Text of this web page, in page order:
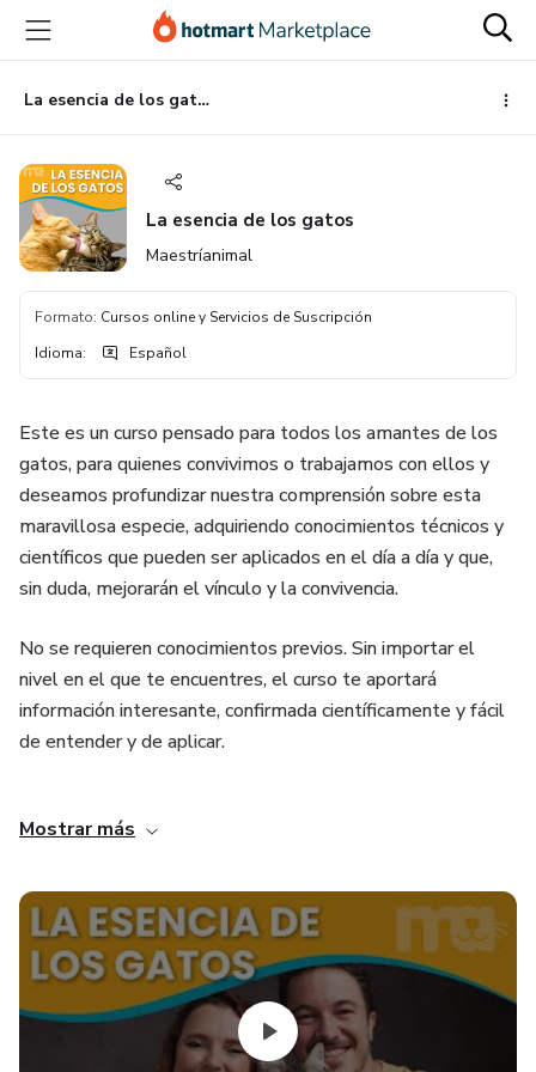
principal
página
de
página
La esencia de los gatos
La esencia de los gatos
Maestríanimal
Formato: Cursos online y Servicios de Suscripción
Idioma: Español
Este es un curso pensado para todos los amantes de los
gatos, para quienes convivimos o trabajamos con ellos y
deseamos profundizar nuestra comprensión sobre esta
maravillosa especie, adquiriendo conocimientos técnicos y
científicos que pueden ser aplicados en el día a día y que,
sin duda, mejorarán el vínculo y la convivencia.
No se requieren conocimientos previos. Sin importar el
nivel en el que te encuentres, el curso te aportará
información interesante, confirmada científicamente y fácil
de entender y de aplicar.
- Es la primera vez que tienes gato y quieres hacerlo todo
bien.
- Te gustaría comprenderlos mejor.
Mostrar más